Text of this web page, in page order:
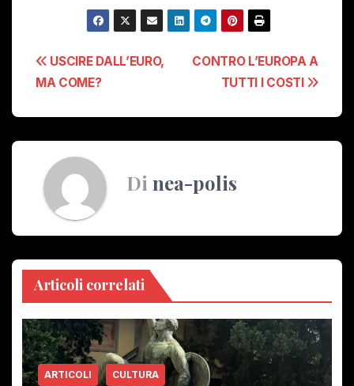
Navigazione
articoli
CONTRO L’EUROPA A
TUTTI I COSTI
USCIRE DALL’EURO,
MA COME?
Di nea-polis
Articoli correlati
ARTICOLI CULTURA